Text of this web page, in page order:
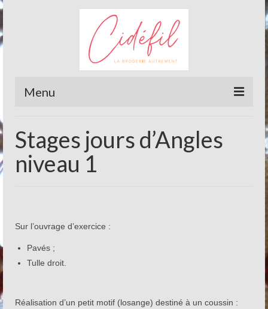
Menu
Contact
Stages de Réticello
Stage Reticello niveau 1
Ateliers Reticello sur les salons
Stages jours d’Angles
niveau 1
Sur l’ouvrage d’exercice :
Pavés ;
Tulle droit.
Réalisation d’un petit motif (losange) destiné à un coussin :